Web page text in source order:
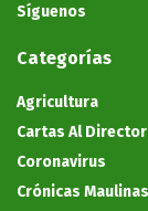
Síguenos
Categorías
Agricultura
Cartas Al Director
Coronavirus
Crónicas Maulinas